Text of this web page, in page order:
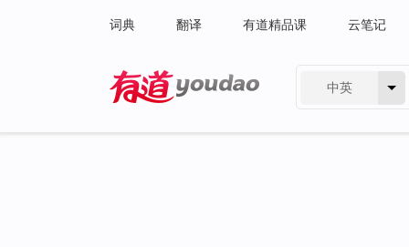
词典 翻译 有道精品课 云笔记
中英